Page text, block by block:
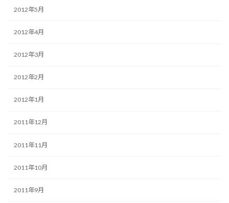
2012年5月
2012年4月
2012年3月
2012年2月
2012年1月
2011年12月
2011年11月
2011年10月
2011年9月